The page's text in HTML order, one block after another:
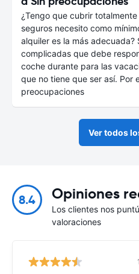
¿Tengo que cubrir
seguros necesito como
alquiler es la más
complicadas que debe
coche durante para las
que no tiene que ser así. Por
preocupaciones
Ver todos
8.4 Opiniones
Los clientes nos
valoraciones